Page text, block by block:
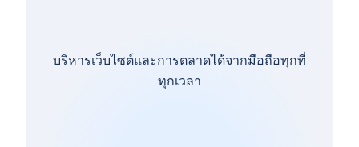
บริหารเว็บไซต์และการตลาดได้จากมือถือทุกที่
ทุกเวลา